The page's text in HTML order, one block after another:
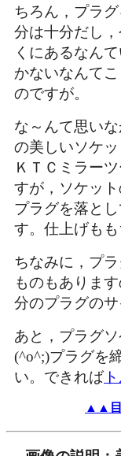
ちろん，プラ
分は十分だし
くにあるなん
かないなんて
のですが。
な～んて思い
の美しいソケ
ＫＴＣミラー
すが，ソケッ
プラグを落と
す。仕上げもも
ちなみに，プ
ものもありま
分のプラグのサ
あと，プラグ
(^o^;)プラグを
い。できれば
▲▲